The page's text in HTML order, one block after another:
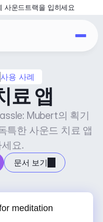
사용 사례
료 앱
Mubert의 획기
특한 사운드 치료 앱
요.
문서 보기
운드트랙을 입히세요